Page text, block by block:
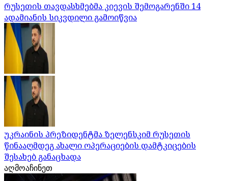
რუსეთის თავდასხმებმა კიევის შემოგარენში 14
ადამიანის სიკვდილი გამოიწვია
უკრაინის პრეზიდენტმა ზელენსკიმ რუსეთის
წინააღმდეგ ახალი ოპერაციების დამტკიცების
შესახებ განაცხადა
აღმოაჩინეთ